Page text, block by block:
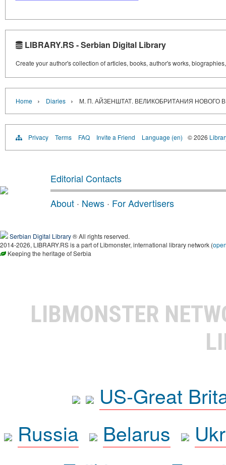
LIBRARY.RS - Serbian Digital Library
Create your author's collection of articles, books, author's works,
Home › Diaries › М. П. АЙЗЕНШТАТ. ВЕЛИКОБРИТАНИЯ НОВОГО
Privacy Terms FAQ Invite a Friend Language (en) © 2026
Editorial Contacts
About · News · For Advertisers
Serbian Digital Library® All rights reserved.
2014-2026, LIBRARY.RS is a part of Libmonster, international library network (
Keeping the heritage of Serbia
LIBMONSTER
US-Great
Russia
Belarus